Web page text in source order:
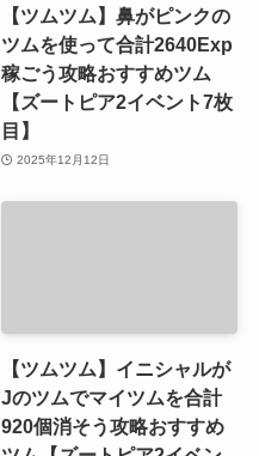
【ツムツム】鼻がピンクの
ツムを使って合計2640Exp
稼ごう攻略おすすめツム
【ズートピア2イベント7枚
目】
2025年12月12日
【ツムツム】イニシャルが
Jのツムでマイツムを合計
920個消そう攻略おすすめ